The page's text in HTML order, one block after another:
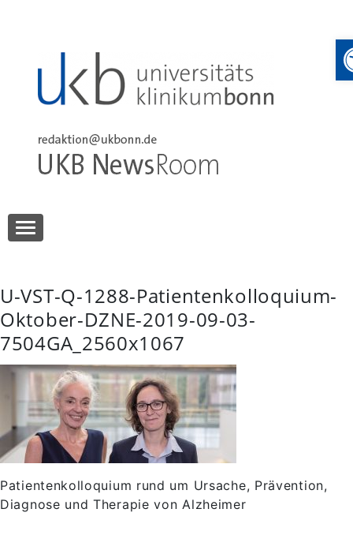
UKB NewsRoom
U-VST-Q-1288-Patientenkolloquium-
Oktober-DZNE-2019-09-03-
7504GA_2560x1067
Patientenkolloquium rund um Ursache, Prävention,
Diagnose und Therapie von Alzheimer